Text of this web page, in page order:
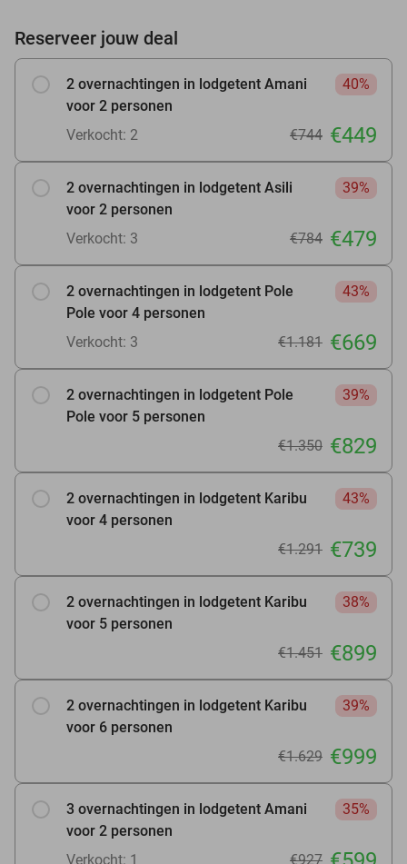
Reserveer jouw deal
2 overnachtingen in lodgetent Amani
voor 2 personen
40%
Verkocht: 2 €744 €449
2 overnachtingen in lodgetent Asili
voor 2 personen
39%
Verkocht: 3 €784 €479
2 overnachtingen in lodgetent Pole
Pole voor 4 personen
43%
Verkocht: 3 €1.181 €669
2 overnachtingen in lodgetent Pole
Pole voor 5 personen
39%
€1.350 €829
2 overnachtingen in lodgetent Karibu
voor 4 personen
43%
€1.291 €739
2 overnachtingen in lodgetent Karibu
voor 5 personen
38%
€1.451 €899
2 overnachtingen in lodgetent Karibu
voor 6 personen
39%
€1.629 €999
3 overnachtingen in lodgetent Amani
voor 2 personen
35%
Verkocht: 1 €927